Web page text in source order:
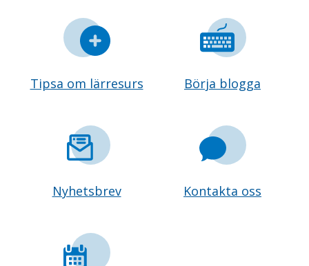
Tipsa om lärresurs Börja blogga
Nyhetsbrev Kontakta oss